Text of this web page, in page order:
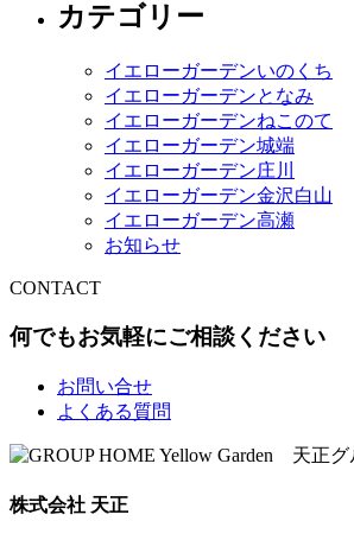
カテゴリー
イエローガーデンいのくち
イエローガーデンとなみ
イエローガーデンねこのて
イエローガーデン城端
イエローガーデン庄川
イエローガーデン金沢白山
イエローガーデン高瀬
お知らせ
CONTACT
何でもお気軽にご相談ください
お問い合せ
よくある質問
株式会社 天正